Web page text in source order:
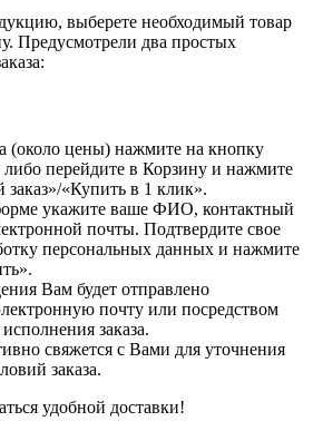
выберете необходимый товар
Предусмотрели два простых
(около цены) нажмите на кнопку
либо перейдите в Корзину и нажмите
«Купить в 1 клик».
укажите ваше ФИО, контактный
почты. Подтвердите свое
персональных данных и нажмите
Вам будет отправлено
почту или посредством
заказа.
свяжется с Вами для уточнения
заказа.
удобной доставки!